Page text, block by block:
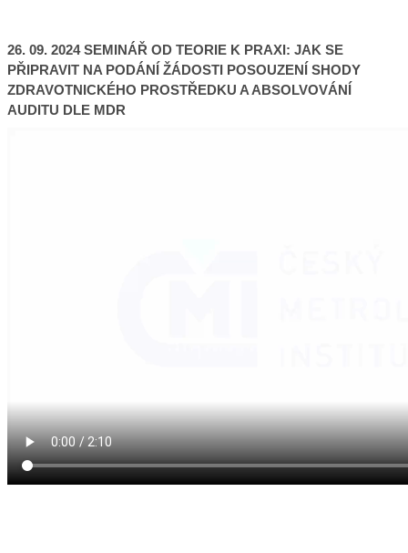
26. 09. 2024 SEMINÁŘ OD TEORIE K PRAXI: JAK SE
PŘIPRAVIT NA PODÁNÍ ŽÁDOSTI POSOUZENÍ SHODY
ZDRAVOTNICKÉHO PROSTŘEDKU A ABSOLVOVÁNÍ
AUDITU DLE MDR